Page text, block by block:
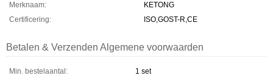
Merknaam:
KETONG
Certificering:
ISO,GOST-R,CE
Betalen & Verzenden Algemene voorwaarden
Min. bestelaantal:
1 set